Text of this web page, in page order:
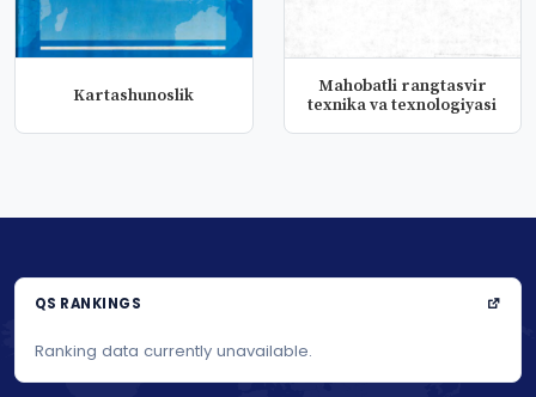
Kartashunoslik
Mahobatli rangtasvir
texnika va texnologiyasi
QS RANKINGS
Ranking data currently unavailable.